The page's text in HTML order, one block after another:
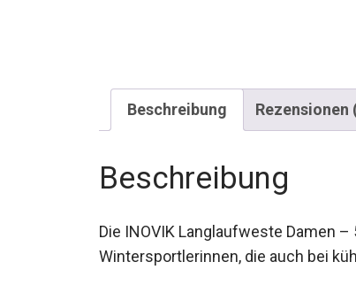
Beschreibung Rezensionen
Beschreibung
Die INOVIK Langlaufweste Damen
Wintersportlerinnen, die auch bei